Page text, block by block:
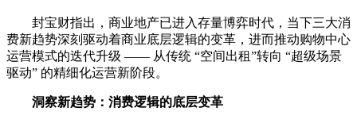
封宝财指出，商业地产已进入存量博弈时代，当下三大消
费新趋势深刻驱动着商业底层逻辑的变革，进而推动购物中心
运营模式的迭代升级 —— 从传统 “空间出租”转向 “超级场景
驱动” 的精细化运营新阶段。
洞察新趋势：消费逻辑的底层变革